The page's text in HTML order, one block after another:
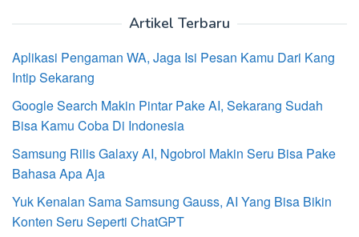
Artikel Terbaru
Aplikasi Pengaman WA, Jaga Isi Pesan Kamu Dari Kang
Intip Sekarang
Google Search Makin Pintar Pake AI, Sekarang Sudah
Bisa Kamu Coba Di Indonesia
Samsung Rilis Galaxy AI, Ngobrol Makin Seru Bisa Pake
Bahasa Apa Aja
Yuk Kenalan Sama Samsung Gauss, AI Yang Bisa Bikin
Konten Seru Seperti ChatGPT